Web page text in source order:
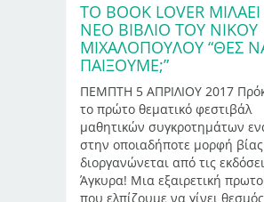
ΤΟ BOOK LOVER
ΝΕΟ ΒΙΒΛΙΟ ΤΟΥ ΝΙΚΟΥ
ΜΙΧΑΛΟΠΟΥΛΟΥ “ΘΕΣ
ΠΑΙΞΟΥΜΕ;”
ΠΕΜΠΤΗ 5 ΑΠΡΙΛΙΟΥ 2017
το πρώτο θεματικό φεστιβάλ
μαθητικών συγκροτημάτων
στην οποιαδήποτε μορφή βίας
διοργανώνεται από τις
Άγκυρα! Μια εξαιρετική
που ελπίζουμε να γίνει